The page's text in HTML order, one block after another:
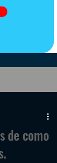
de como